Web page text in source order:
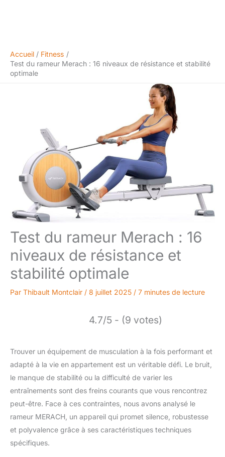
Accueil
Fitness
Test du rameur Merach : 16 niveaux de résistance et stabilité
optimale
Test du rameur Merach : 16
niveaux de résistance et
stabilité optimale
Par Thibault Montclair / 8 juillet 2025 / 7 minutes de lecture
4.7/5 - (9 votes)
Trouver un équipement de musculation à la fois performant et
adapté à la vie en appartement est un véritable défi. Le bruit,
le manque de stabilité ou la difficulté de varier les
entraînements sont des freins courants que vous rencontrez
peut-être. Face à ces contraintes, nous avons analysé le
rameur MERACH, un appareil qui promet silence, robustesse
et polyvalence grâce à ses caractéristiques techniques
spécifiques.